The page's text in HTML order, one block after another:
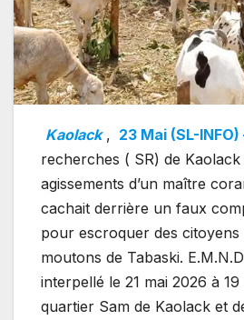
Kaolack , 23 Mai (SL-INFO)
recherches ( SR) de
agissements d’un maître
cachait derrière un faux
pour escroquer des citoyens
moutons de Tabaski.
interpellé le 21 mai 2026 à
quartier Sam de Kaolack et